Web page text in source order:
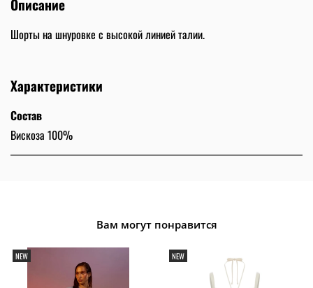
Описание
Шорты на шнуровке с высокой линией талии.
Характеристики
Состав
Вискоза 100%
Вам могут понравится
NEW NEW